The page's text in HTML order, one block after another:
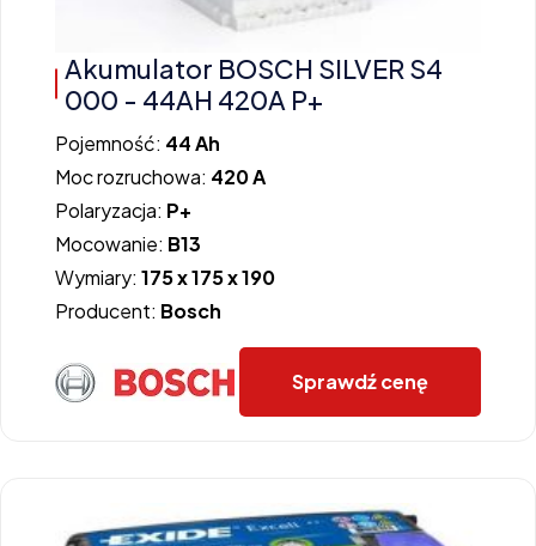
Akumulator BOSCH SILVER S4
000 - 44AH 420A P+
Pojemność: 44 Ah
Moc rozruchowa: 420 A
Polaryzacja: P+
Mocowanie: B13
Wymiary: 175 x 175 x 190
Producent: Bosch
Sprawdź cenę